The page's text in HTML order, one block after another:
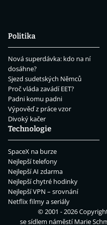
Politika
Nová superdávka: kdo na ní
dosáhne?
Sjezd sudetských Němců
Proč vláda zavádí EET?
Padni komu padni
Výpověď z práce vzor
Divoký kačer
Technologie
SpaceX na burze
Nejlepší telefony
Nejlepší AI zdarma
Nejlepší chytré hodinky
Nejlepší VPN – srovnání
Netflix filmy a seriály
© 2001 - 2026
se sídlem náměstí Marie